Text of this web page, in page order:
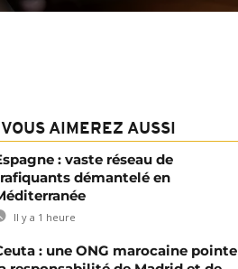
VOUS AIMEREZ AUSSI
: vaste réseau de
démantelé en
Il y a 1 heure
: une ONG marocaine pointe